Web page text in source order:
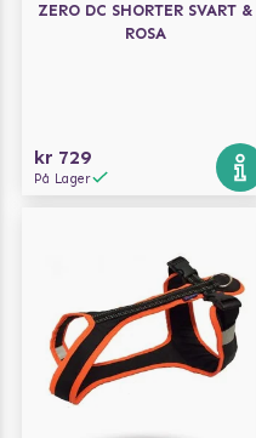
ZERO DC SHORTER SVART &
ROSA
kr 729
På Lager